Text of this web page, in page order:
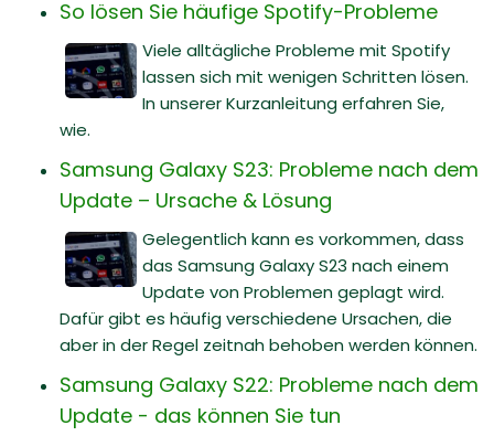
So lösen Sie häufige Spotify-Probleme
Viele alltägliche Probleme mit Spotify
lassen sich mit wenigen Schritten lösen.
In unserer Kurzanleitung erfahren Sie,
wie.
Samsung Galaxy S23: Probleme nach dem
Update – Ursache & Lösung
Gelegentlich kann es vorkommen, dass
das Samsung Galaxy S23 nach einem
Update von Problemen geplagt wird.
Dafür gibt es häufig verschiedene Ursachen, die
aber in der Regel zeitnah behoben werden können.
Samsung Galaxy S22: Probleme nach dem
Update - das können Sie tun